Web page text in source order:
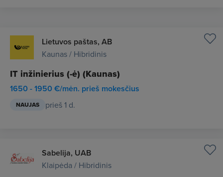
Lietuvos paštas, AB
Kaunas / Hibridinis
IT inžinierius (-ė) (Kaunas)
1650 - 1950 €/mėn. prieš mokesčius
NAUJAS prieš 1 d.
Sabelija, UAB
Klaipėda / Hibridinis